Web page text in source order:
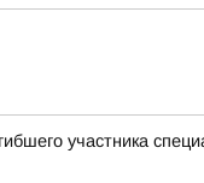
участника